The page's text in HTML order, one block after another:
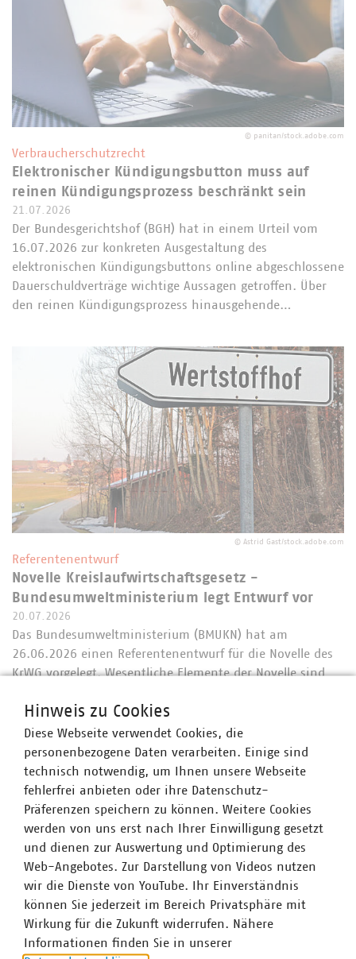
© panitan/stock.adobe.com
Verbraucherschutzrecht
Elektronischer Kündigungsbutton muss auf
reinen Kündigungsprozess beschränkt sein
21.07.2026
Der Bundesgerichtshof (BGH) hat in einem Urteil vom
16.07.2026 zur konkreten Ausgestaltung des
elektronischen Kündigungsbuttons online abgeschlossene
Dauerschuldverträge wichtige Aussagen getroffen. Über
den reinen Kündigungsprozess hinausgehende…
© Astrid Gast/stock.adobe.com
Referentenentwurf
Novelle Kreislaufwirtschaftsgesetz -
Bundesumweltministerium legt Entwurf vor
20.07.2026
Das Bundesumweltministerium (BMUKN) hat am
26.06.2026 einen Referentenentwurf für die Novelle des
KrWG vorgelegt. Wesentliche Elemente der Novelle sind
Abfallhierarchie vor allem die Verstärkung der…
Hinweis zu Cookies
Diese Webseite verwendet Cookies, die
personenbezogene Daten verarbeiten. Einige sind
technisch notwendig, um Ihnen unsere Webseite
fehlerfrei anbieten oder ihre Datenschutz-
Präferenzen speichern zu können. Weitere Cookies
werden von uns erst nach Ihrer Einwilligung gesetzt
und dienen zur Auswertung und Optimierung des
Web-Angebotes. Zur Darstellung von Videos nutzen
wir die Dienste von YouTube. Ihr Einverständnis
können Sie jederzeit im Bereich Privatsphäre mit
Wirkung für die Zukunft widerrufen. Nähere
Informationen finden Sie in unserer